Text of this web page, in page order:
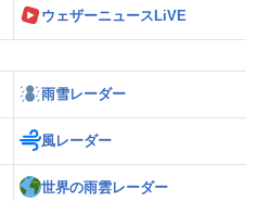
ウェザーニュースLiVE
雨雪レーダー
風レーダー
世界の雨雲レーダー